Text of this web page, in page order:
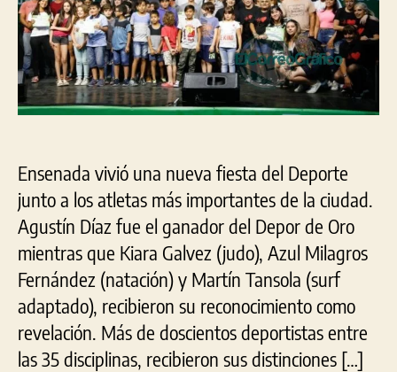
Ensenada vivió una nueva fiesta del Deporte
junto a los atletas más importantes de la ciudad.
Agustín Díaz fue el ganador del Depor de Oro
mientras que Kiara Galvez (judo), Azul Milagros
Fernández (natación) y Martín Tansola (surf
adaptado), recibieron su reconocimiento como
revelación. Más de doscientos deportistas entre
las 35 disciplinas, recibieron sus distinciones […]